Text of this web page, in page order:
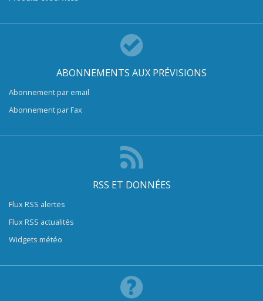
ABONNEMENTS AUX PRÉVISIONS
Abonnement par email
Abonnement par Fax
RSS ET DONNÉES
Flux RSS alertes
Flux RSS actualités
Widgets météo